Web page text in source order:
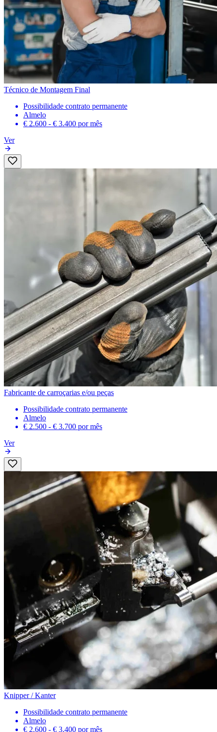
Técnico de Montagem Final
Possibilidade contrato permanente
Almelo
€ 2.600 - € 3.400 por mês
Ver
Fabricante de carroçarias e/ou peças
Possibilidade contrato permanente
Almelo
€ 2.500 - € 3.700 por mês
Ver
Knipper / Kanter
Possibilidade contrato permanente
Almelo
€ 2.600 - € 3.400 por mês